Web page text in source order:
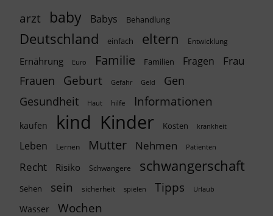
arzt baby Babys Behandlung
Deutschland einfach eltern Entwicklung
Ernährung Euro Familie Familien Fragen Frau
Frauen Geburt Gefahr Geld
Gen
Gesundheit
Haut hilfe Informationen
kaufen kind Kinder Kosten krankheit
Leben Lernen Mutter Nehmen Patienten
Recht Risiko Schwangere schwangerschaft
Sehen sein sicherheit spielen Tipps Urlaub
Wasser Wochen